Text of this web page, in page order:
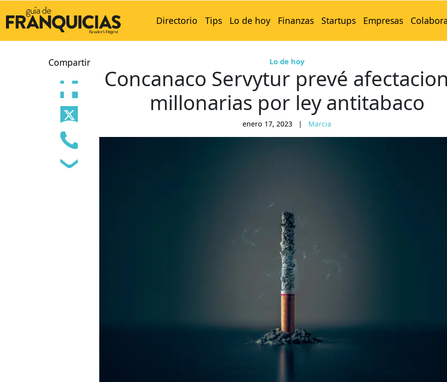
Directorio Tips Lo de hoy Finanzas Startups Empresas
Compartir Lo de hoy
Concanaco Servytur prevé
millonarias por ley antitabaco
enero 17, 2023 | Marcia